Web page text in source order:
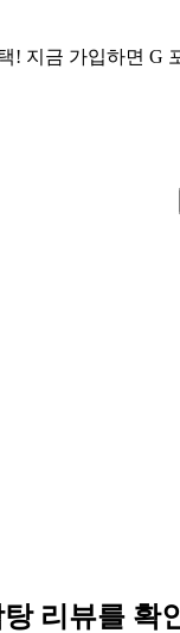
! 지금 가입하면 G
리뷰를 확